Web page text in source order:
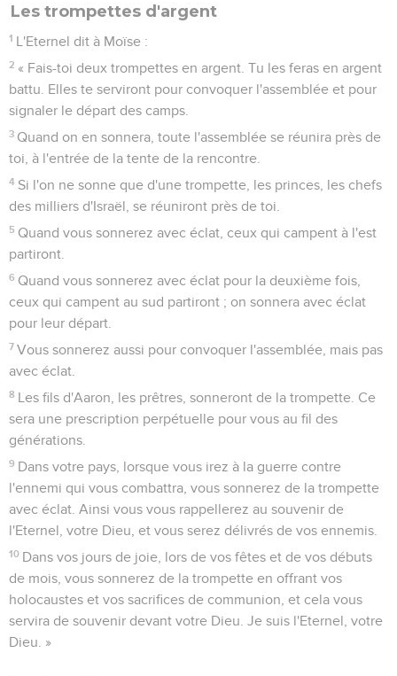
Les trompettes d'argent
1 L'Eternel dit à Moïse :
2 « Fais-toi deux trompettes en argent. Tu les feras en argent
battu. Elles te serviront pour convoquer l'assemblée et pour
signaler le départ des camps.
3 Quand on en sonnera, toute l'assemblée se réunira près de
toi, à l'entrée de la tente de la rencontre.
4 Si l'on ne sonne que d'une trompette, les princes, les chefs
des milliers d'Israël, se réuniront près de toi.
5 Quand vous sonnerez avec éclat, ceux qui campent à l'est
partiront.
6 Quand vous sonnerez avec éclat pour la deuxième fois,
ceux qui campent au sud partiront ; on sonnera avec éclat
pour leur départ.
7 Vous sonnerez aussi pour convoquer l'assemblée, mais pas
avec éclat.
8 Les fils d'Aaron, les prêtres, sonneront de la trompette. Ce
sera une prescription perpétuelle pour vous au fil des
générations.
9 Dans votre pays, lorsque vous irez à la guerre contre
l'ennemi qui vous combattra, vous sonnerez de la trompette
avec éclat. Ainsi vous vous rappellerez au souvenir de
l'Eternel, votre Dieu, et vous serez délivrés de vos ennemis.
10 Dans vos jours de joie, lors de vos fêtes et de vos débuts
de mois, vous sonnerez de la trompette en offrant vos
holocaustes et vos sacrifices de communion, et cela vous
servira de souvenir devant votre Dieu. Je suis l'Eternel, votre
Dieu. »